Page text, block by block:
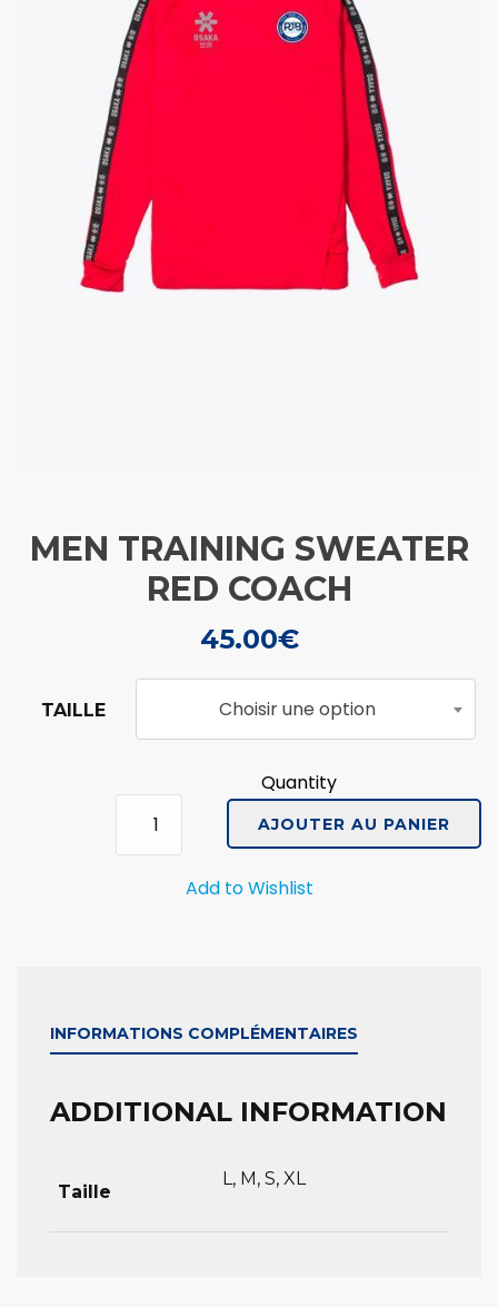
MEN TRAINING SWEATER
RED COACH
45.00€
TAILLE Choisir une option
Quantity
quantité
de
MEN
SWEATER
AJOUTER AU PANIER
Add to Wishlist
INFORMATIONS COMPLÉMENTAIRES
ADDITIONAL INFORMATION
Taille
L, M, S, XL